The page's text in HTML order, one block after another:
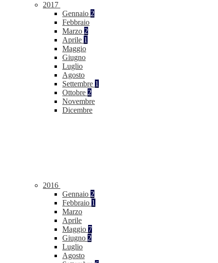
2017
Gennaio 2
Febbraio
Marzo 2
Aprile 1
Maggio
Giugno
Luglio
Agosto
Settembre 1
Ottobre 2
Novembre
Dicembre
2016
Gennaio 2
Febbraio 1
Marzo
Aprile
Maggio 7
Giugno 2
Luglio
Agosto